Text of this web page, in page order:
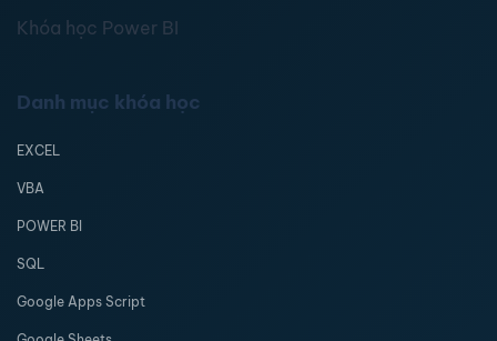
Khóa học Power BI
Danh mục khóa học
EXCEL
VBA
POWER BI
SQL
Google Apps Script